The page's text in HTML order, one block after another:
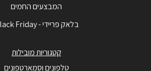
המבצעים החמים
בלאק פריידי - Black Friday
קטגוריות מובילות
טלפונים וסמארטפונים